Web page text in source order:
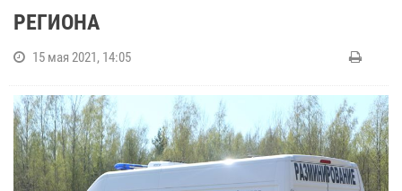
РЕГИОНА
15 мая 2021, 14:05